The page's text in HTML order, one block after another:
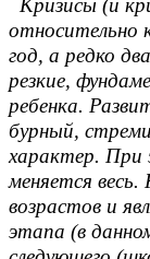
Кризисы (и
относительно
год, а редко
резкие,
ребенка.
бурный,
характер. При
меняется весь.
возрастов и
этапа (в